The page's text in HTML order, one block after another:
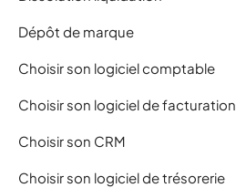
Dépôt de marque
Choisir son logiciel comptable
Choisir son logiciel de facturation
Choisir son CRM
Choisir son logiciel de trésorerie